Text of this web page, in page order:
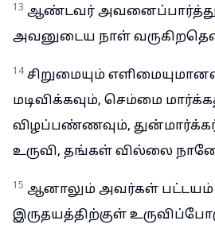
13 ஆண்டவர் அவனைப்பார்த்து
அவனுடைய நாள்
14 சிறுமையும்
மடிவிக்கவும், செம்மை
விழப்பண்ணவும்,
உருவி, தங்கள் வில்லை
15 ஆனாலும் அவர்கள்
இருதயத்திற்குள்